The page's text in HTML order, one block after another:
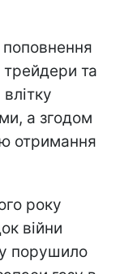
трейдери та
а згодом
отримання
року
війни
порушило